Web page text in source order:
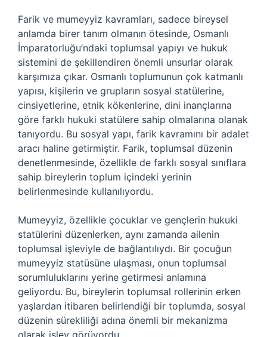
Farik ve mumeyyiz kavramları, sadece bireysel
anlamda birer tanım olmanın ötesinde, Osmanlı
İmparatorluğu’ndaki toplumsal yapıyı ve hukuk
sistemini de şekillendiren önemli unsurlar olarak
karşımıza çıkar. Osmanlı toplumunun çok katmanlı
yapısı, kişilerin ve grupların sosyal statülerine,
cinsiyetlerine, etnik kökenlerine, dini inançlarına
göre farklı hukuki statülere sahip olmalarına olanak
tanıyordu. Bu sosyal yapı, farik kavramını bir adalet
aracı haline getirmiştir. Farik, toplumsal düzenin
denetlenmesinde, özellikle de farklı sosyal sınıflara
sahip bireylerin toplum içindeki yerinin
belirlenmesinde kullanılıyordu.
Mumeyyiz, özellikle çocuklar ve gençlerin hukuki
statülerini düzenlerken, aynı zamanda ailenin
toplumsal işleviyle de bağlantılıydı. Bir çocuğun
mumeyyiz statüsüne ulaşması, onun toplumsal
sorumluluklarını yerine getirmesi anlamına
geliyordu. Bu, bireylerin toplumsal rollerinin erken
yaşlardan itibaren belirlendiği bir toplumda, sosyal
düzenin sürekliliği adına önemli bir mekanizma
olarak işlev görüyordu.